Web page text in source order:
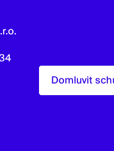
Domluvit